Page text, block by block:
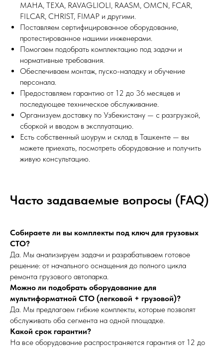
MAHA, TEXA, RAVAGLIOLI, RAASM, OMCN, FCAR,
FILCAR, CHRIST, FIMAP и другими.
Поставляем сертифицированное оборудование,
протестированное нашими инженерами.
Помогаем подобрать комплектацию под задачи и
нормативные требования.
Обеспечиваем монтаж, пуско-наладку и обучение
персонала.
Предоставляем гарантию от 12 до 36 месяцев и
последующее техническое обслуживание.
Организуем доставку по Узбекистану — с разгрузкой,
сборкой и вводом в эксплуатацию.
Есть собственный шоурум и склад в Ташкенте — вы
можете приехать, посмотреть оборудование и получить
живую консультацию.
Часто задаваемые вопросы (FAQ)
Собираете ли вы комплекты под ключ для грузовых
СТО?
Да. Мы анализируем задачи и разрабатываем готовое
решение: от начального оснащения до полного цикла
ремонта грузового автопарка.
Можно ли подобрать оборудование для
мультиформатной СТО (легковой + грузовой)?
Да. Мы предлагаем гибкие комплекты, которые позволят
обслуживать оба сегмента на одной площадке.
Какой срок гарантии?
На все оборудование распространяется гарантия от 12 до